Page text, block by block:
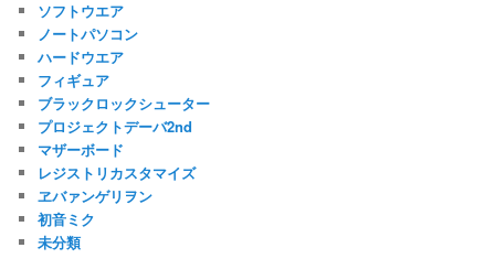
ソフトウエア
ノートパソコン
ハードウエア
フィギュア
ブラックロックシューター
プロジェクトデーバ2nd
マザーボード
レジストリカスタマイズ
ヱバァンゲリヲン
初音ミク
未分類